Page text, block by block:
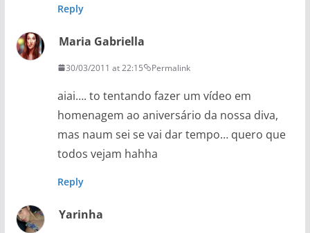
Reply
Maria Gabriella
30/03/2011 at 22:15 Permalink
aiai…. to tentando fazer um vídeo em
homenagem ao aniversário da nossa diva,
mas naum sei se vai dar tempo… quero que
todos vejam hahha
Reply
Yarinha